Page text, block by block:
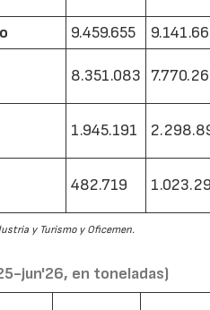
9.459.655
8.351.083
1.945.191
482.719
y Turismo y Oficemen.
jun'26, en toneladas)